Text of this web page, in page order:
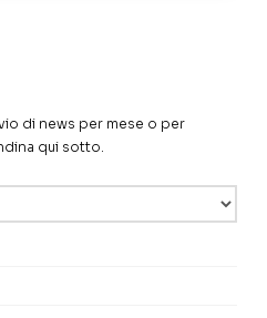
di news per mese o per
qui sotto.